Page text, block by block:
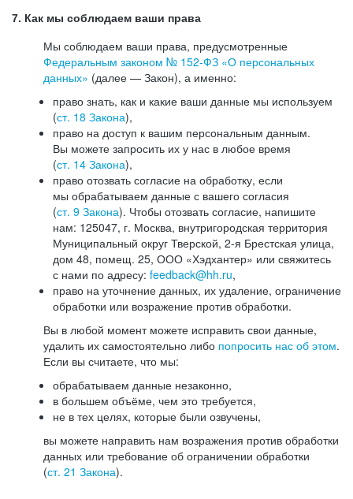
7. Как мы соблюдаем ваши права
Мы соблюдаем ваши права, предусмотренные
Федеральным законом № 152-ФЗ «О персональных
данных» (далее — Закон), а именно:
право знать, как и какие ваши данные мы используем
(ст. 18 Закона),
право на доступ к вашим персональным данным.
Вы можете запросить их у нас в любое время
(ст. 14 Закона),
право отозвать согласие на обработку, если
мы обрабатываем данные с вашего согласия
(ст. 9 Закона). Чтобы отозвать согласие, напишите
нам: 125047, г. Москва, внутригородская территория
Муниципальный округ Тверской, 2-я Брестская улица,
дом 48, помещ. 25, ООО «Хэдхантер» или свяжитесь
с нами по адресу: feedback@hh.ru,
право на уточнение данных, их удаление, ограничение
обработки или возражение против обработки.
Вы в любой момент можете исправить свои данные,
удалить их самостоятельно либо попросить нас об этом.
Если вы считаете, что мы:
обрабатываем данные незаконно,
в большем объёме, чем это требуется,
не в тех целях, которые были озвучены,
вы можете направить нам возражения против обработки
данных или требование об ограничении обработки
(ст. 21 Закона).